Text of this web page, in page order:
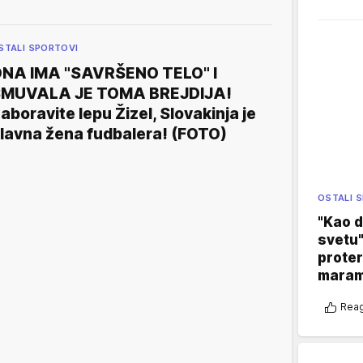
SPORTOVI
IMA "SAVRŠENO TELO" I
JE TOMA BREJDIJA!
lepu Žizel, Slovakinja je
žena fudbalera! (FOTO)
OSTALI
"Kao